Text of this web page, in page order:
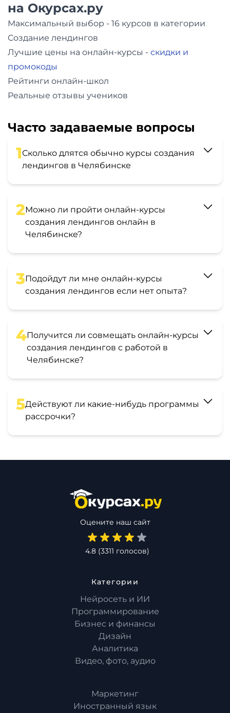
на Окурсах.ру
Максимальный выбор - 16 курсов в категории
Создание лендингов
Лучшие цены на онлайн-курсы - скидки и
промокоды
Рейтинги онлайн-школ
Реальные отзывы учеников
Часто задаваемые вопросы
1Сколько длятся обычно курсы создания
лендингов в Челябинске
2Можно ли пройти онлайн-курсы
создания лендингов онлайн в
Челябинске?
3Подойдут ли мне онлайн-курсы
создания лендингов если нет опыта?
4Получится ли совмещать онлайн-курсы
создания лендингов с работой в
Челябинске?
5Действуют ли какие-нибудь программы
рассрочки?
Оцените наш сайт
4.8(3311 голосов)
Категории
Нейросеть и ИИ
Программирование
Бизнес и финансы
Дизайн
Аналитика
Видео, фото, аудио
Маркетинг
Иностранный язык